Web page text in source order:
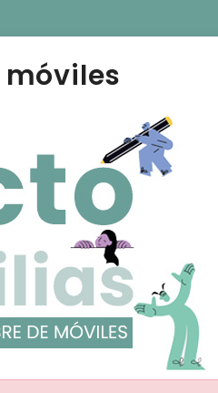
móviles